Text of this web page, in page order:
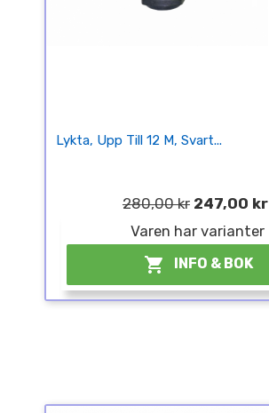
Lykta, Upp Till 12 M, Svart...
280,00 kr 247,00 kr
Varen har varianter
 INFO & BOK